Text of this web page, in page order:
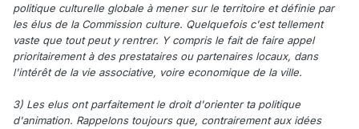
politique culturelle globale à mener sur le territoire et définie par
les élus de la Commission culture. Quelquefois c'est tellement
vaste que tout peut y rentrer. Y compris le fait de faire appel
prioritairement à des prestataires ou partenaires locaux, dans
l'intérêt de la vie associative, voire economique de la ville.
3) Les elus ont parfaitement le droit d'orienter ta politique
d'animation. Rappelons toujours que, contrairement aux idées